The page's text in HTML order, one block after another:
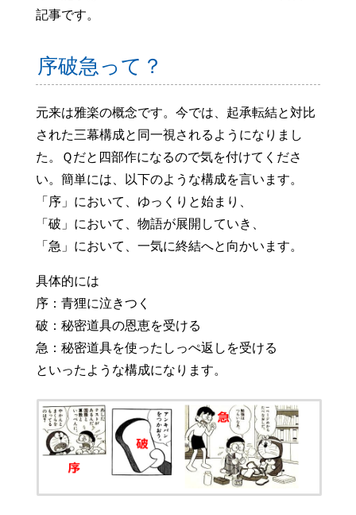
記事です。
序破急って？
元来は雅楽の概念です。今では、起承転結と対比
された三幕構成と同一視されるようになりまし
た。Ｑだと四部作になるので気を付けてくださ
い。簡単には、以下のような構成を言います。
「序」において、ゆっくりと始まり、
「破」において、物語が展開していき、
「急」において、一気に終結へと向かいます。
具体的には
序：青狸に泣きつく
破：秘密道具の恩恵を受ける
急：秘密道具を使ったしっぺ返しを受ける
といったような構成になります。